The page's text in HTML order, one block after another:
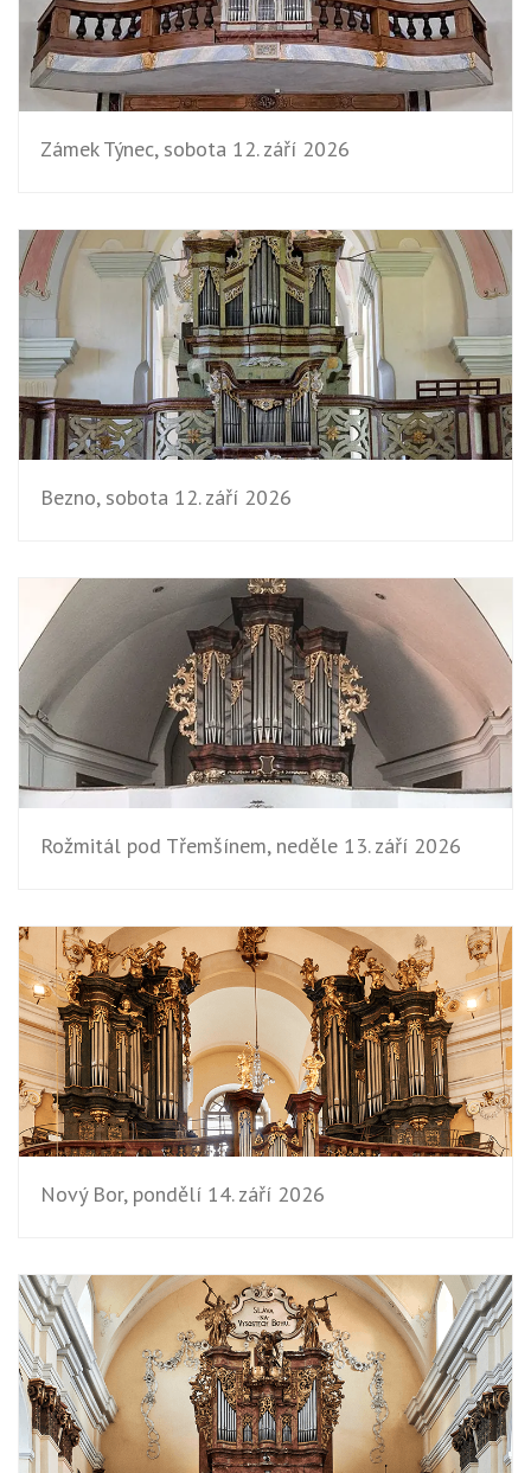
Zámek Týnec, sobota 12. září 2026
Bezno, sobota 12. září 2026
Rožmitál pod Třemšínem, neděle 13. září 2026
Nový Bor, pondělí 14. září 2026